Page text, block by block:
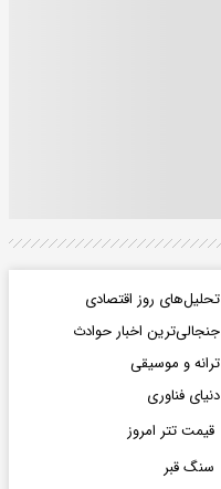
تحلیل‌های روز اقتصادی
جنجالی‌ترین اخبار حوادث
ترانه و موسیقی
دنیای فناوری
قیمت تتر امروز
سنگ قبر